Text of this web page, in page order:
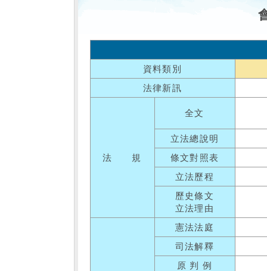
資料類別
法律新訊
法 規
全文
立法總說明
條文對照表
立法歷程
歷史條文
立法理由
憲法法庭
司法解釋
原 判 例